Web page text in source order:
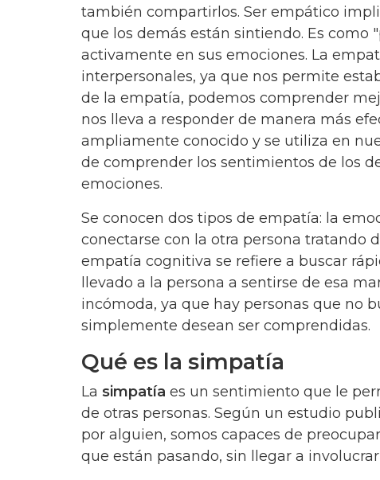
también compartirlos. Ser empático
que los demás están sintiendo. Es como
activamente en sus emociones. La
interpersonales, ya que nos permite
de la empatía, podemos comprender
nos lleva a responder de manera más
ampliamente conocido y se utiliza en
de comprender los sentimientos de los
emociones.
Se conocen dos tipos de empatía: la
conectarse con la otra persona tratando
empatía cognitiva se refiere a buscar
llevado a la persona a sentirse de esa
incómoda, ya que hay personas que no
simplemente desean ser comprendidas.
Qué es la simpatía
La simpatía es un sentimiento que le
de otras personas. Según un estudio
por alguien, somos capaces de
que están pasando, sin llegar a